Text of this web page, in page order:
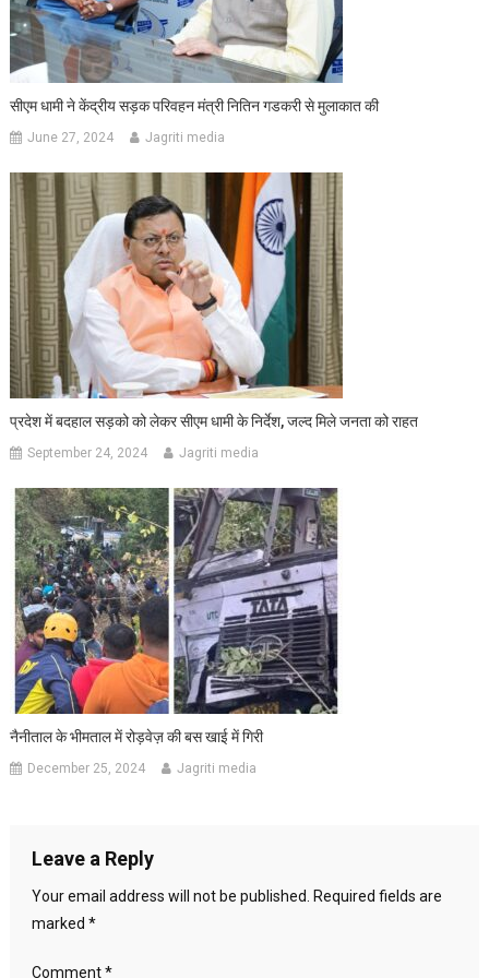
सीएम धामी ने केंद्रीय सड़क परिवहन मंत्री नितिन गडकरी से मुलाकात की
June 27, 2024 Jagriti media
प्रदेश में बदहाल सड़को को लेकर सीएम धामी के निर्देश, जल्द मिले जनता को राहत
September 24, 2024 Jagriti media
नैनीताल के भीमताल में रोड़वेज़ की बस खाई में गिरी
December 25, 2024 Jagriti media
Leave a Reply
Your email address will not be published. Required fields are
marked *
Comment*